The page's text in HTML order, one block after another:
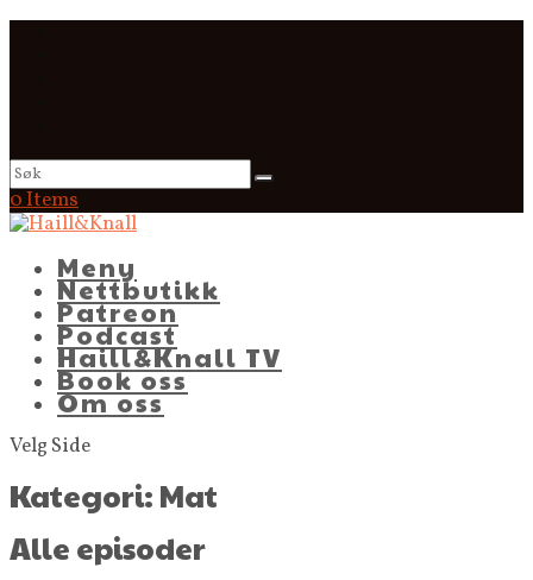
0 Items
Meny
Nettbutikk
Patreon
Podcast
Haill&Knall TV
Book oss
Om oss
Velg Side
Kategori: Mat
Alle episoder